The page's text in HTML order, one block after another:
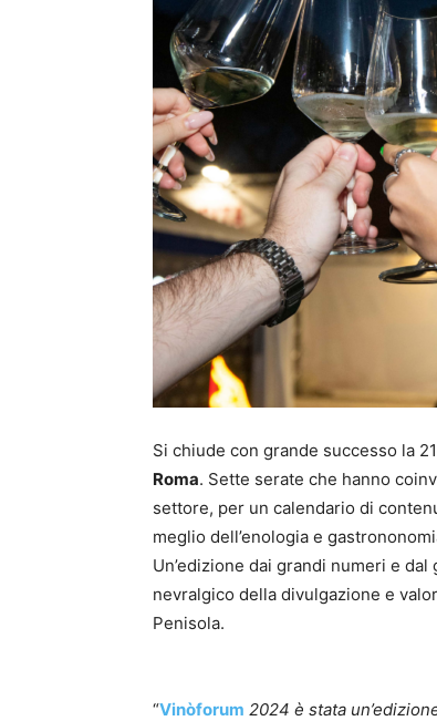
Si chiude con grande successo la
Roma. Sette serate che hanno
settore, per un calendario di
meglio dell’enologia e
Un’edizione dai grandi numeri e
nevralgico della divulgazione e
Penisola.
“Vinòforum 2024 è stata